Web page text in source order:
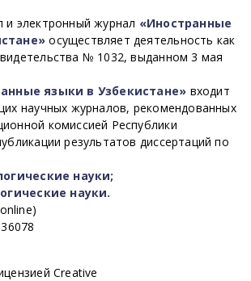
и электронный журнал «Иностранные
осуществляет деятельность как
№ 1032, выданном 3 мая
языки в Узбекистане» входит
научных журналов, рекомендованных
комиссией Республики
результатов диссертаций по
науки;
науки.
Creative